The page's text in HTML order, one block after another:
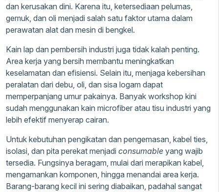
dan kerusakan dini. Karena itu, ketersediaan pelumas,
gemuk, dan oli menjadi salah satu faktor utama dalam
perawatan alat dan mesin di bengkel.
Kain lap dan pembersih industri juga tidak kalah penting.
Area kerja yang bersih membantu meningkatkan
keselamatan dan efisiensi. Selain itu, menjaga kebersihan
peralatan dari debu, oli, dan sisa logam dapat
memperpanjang umur pakainya. Banyak workshop kini
sudah menggunakan kain microfiber atau tisu industri yang
lebih efektif menyerap cairan.
Untuk kebutuhan pengikatan dan pengemasan, kabel ties,
isolasi, dan pita perekat menjadi consumable yang wajib
tersedia. Fungsinya beragam, mulai dari merapikan kabel,
mengamankan komponen, hingga menandai area kerja.
Barang-barang kecil ini sering diabaikan, padahal sangat